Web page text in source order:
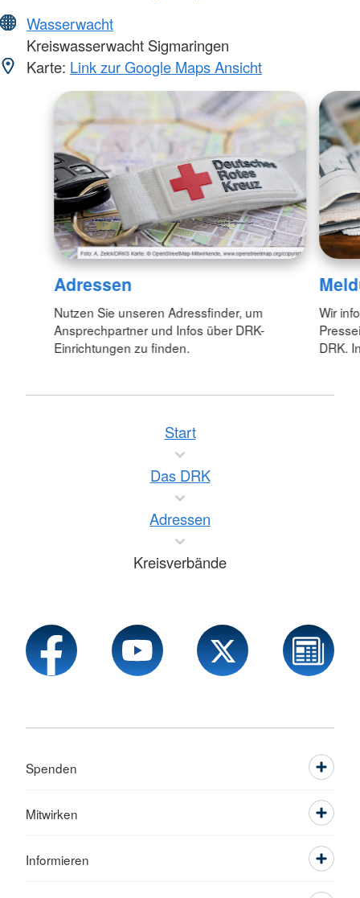
Wasserwacht
Kreiswasserwacht Sigmaringen
Karte: Link zur Google Maps Ansicht
Adressen
Nutzen Sie unseren Adressfinder, um
Ansprechpartner und Infos über DRK-
Einrichtungen zu finden.
Wir
DRK.
Start
Das DRK
Adressen
Kreisverbände
Spenden
Mitwirken
Informieren